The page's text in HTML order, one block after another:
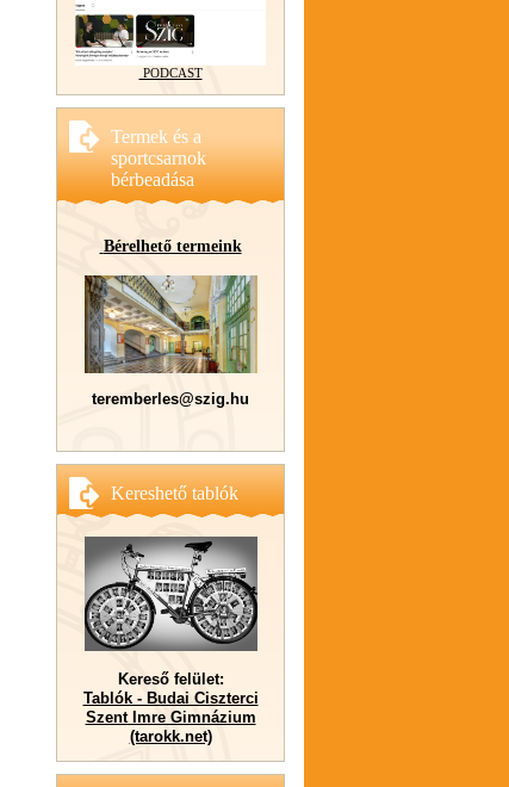
PODCAST
Termek és a
sportcsarnok
bérbeadása
Bérelhető termeink
teremberles@szig.hu
Kereshető tablók
Kereső felület:
Tablók - Budai Ciszterci
Szent Imre Gimnázium
(tarokk.net)